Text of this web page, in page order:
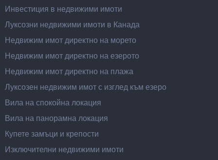
Инвестиция в недвижими имоти
Луксозни недвижими имоти в Канада
Недвижим имот директно на морето
Недвижим имот директно на езерото
Недвижим имот директно на плажа
Луксозен недвижим имот с изглед към езеро
Вила на спокойна локация
Вила на панорамна локация
Купете замъци и крепости
Изключителни недвижими имоти